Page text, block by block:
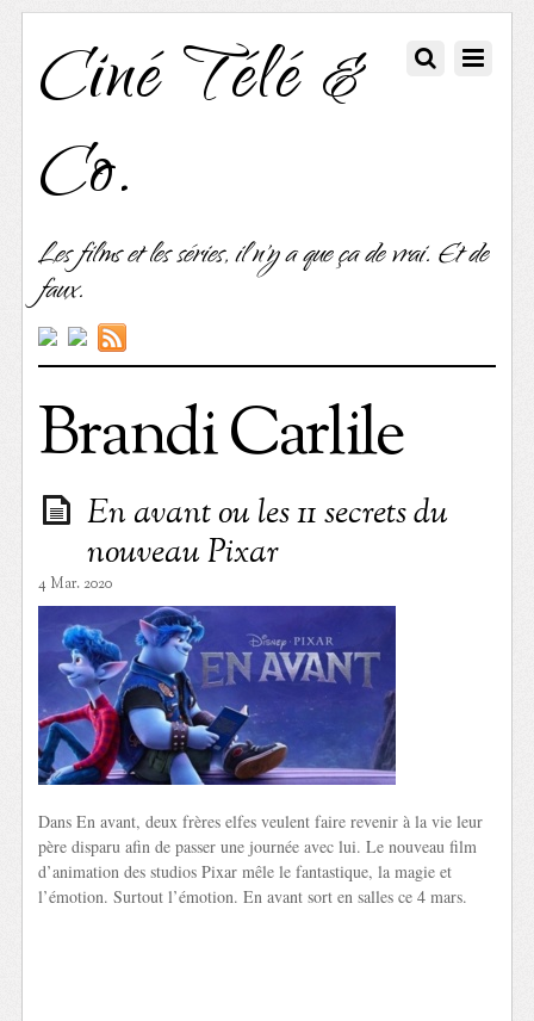
Ciné Télé &
Co.
Les films et les séries, il n'y a que ça de vrai. Et de
faux.
Brandi Carlile
En avant ou les 11 secrets du
nouveau Pixar
4 Mar. 2020
Dans En avant, deux frères elfes veulent faire revenir à la vie leur
père disparu afin de passer une journée avec lui. Le nouveau film
d’animation des studios Pixar mêle le fantastique, la magie et
l’émotion. Surtout l’émotion. En avant sort en salles ce 4 mars.